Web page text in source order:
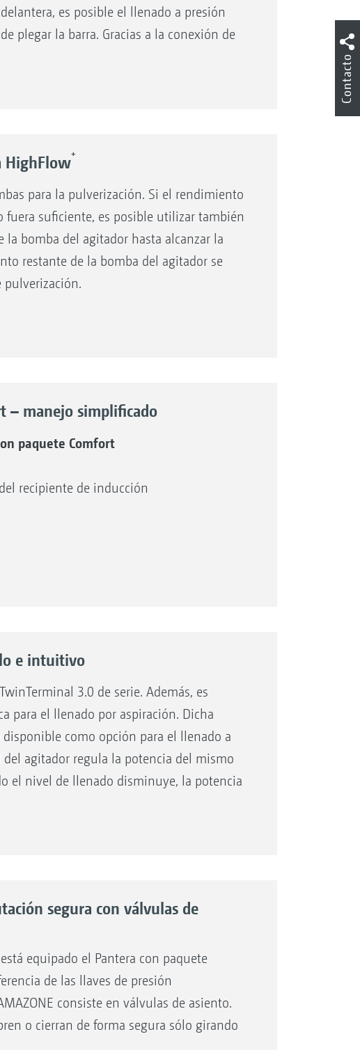
es posible el llenado a presión
plegar la barra. Gracias a la conexión de
HighFlow+
para la pulverización. Si el rendimiento
suficiente, es posible utilizar también
bomba del agitador hasta alcanzar la
restante de la bomba del agitador se
– manejo simplificado
paquete Comfort
recipiente de inducción
agua limpia incl. conexión Gardena
de inducción de
pulgadas
e intuitivo
3.0 de serie. Además, es
para el llenado por aspiración. Dicha
como opción para el llenado a
agitador regula la potencia del mismo
el nivel de llenado disminuye, la potencia
de llenado. Además, la regulación
permite una limpieza completamente
desde la cabina. Otras funciones
por recirculación en caso de grandes
la posterior mezcla del depósito en el
Comfort.
segura con válvulas de
equipado el Pantera con paquete
de las llaves de presión
consiste en válvulas de asiento.
o cierran de forma segura sólo girando
Contacto